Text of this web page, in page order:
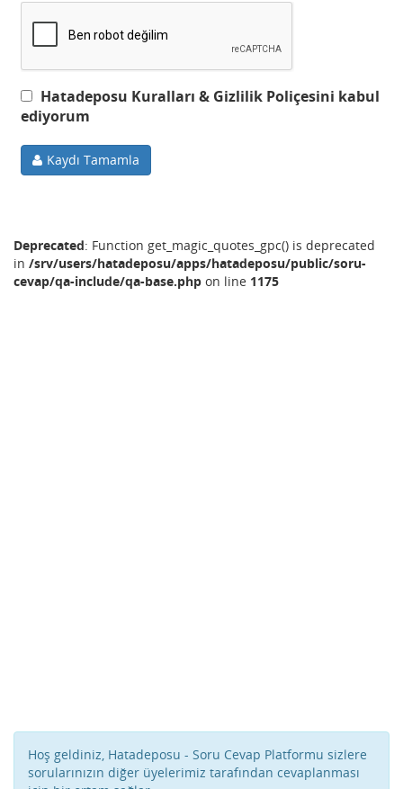
Hatadeposu Kuralları & Gizlilik Poliçesini kabul
ediyorum
Kaydı Tamamla
Deprecated: Function get_magic_quotes_gpc() is deprecated
in /srv/users/hatadeposu/apps/hatadeposu/public/soru-
cevap/qa-include/qa-base.php on line 1175
Hoş geldiniz, Hatadeposu - Soru Cevap Platformu sizlere
sorularınızın diğer üyelerimiz tarafından cevaplanması